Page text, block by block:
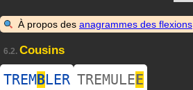
À propos des anagrammes des flexions
6.2. Cousins
TREMBLER TREMULEE